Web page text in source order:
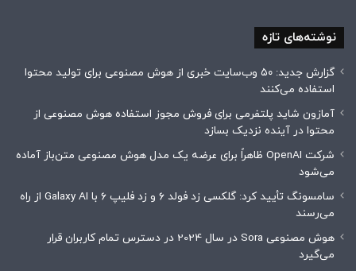
نوشته‌های تازه
گزارش جدید: ۵۰ وب‌سایت خبری از هوش مصنوعی برای تولید محتوا
استفاده می‌کنند
آمازون شاید پلتفرمی برای فروش مجوز استفاده هوش مصنوعی از
محتوا در آینده نزدیک بسازد
شرکت OpenAI ظاهراً برای عرضه یک مدل هوش مصنوعی متن‌باز آماده
می‌شود
سامسونگ تأیید کرد: گلکسی زد فولد ۶ و زد فلیپ ۶ با Galaxy AI از راه
می‌رسند
هوش مصنوعی Sora در سال 2024 در دسترس تمام کاربران قرار
می‌گیرد